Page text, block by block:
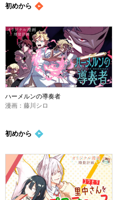
初めから
ハーメルンの導奏者
漫画：藤川シロ
初めから